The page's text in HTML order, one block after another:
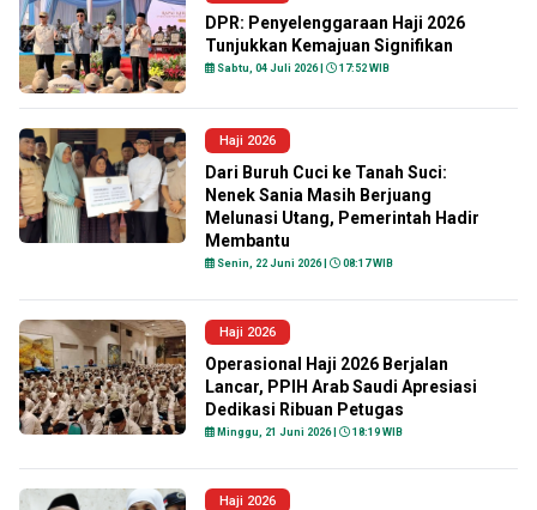
DPR: Penyelenggaraan Haji 2026
Tunjukkan Kemajuan Signifikan
Sabtu, 04 Juli 2026 | 17:52 WIB
Haji 2026
Dari Buruh Cuci ke Tanah Suci:
Nenek Sania Masih Berjuang
Melunasi Utang, Pemerintah Hadir
Membantu
Senin, 22 Juni 2026 | 08:17 WIB
Haji 2026
Operasional Haji 2026 Berjalan
Lancar, PPIH Arab Saudi Apresiasi
Dedikasi Ribuan Petugas
Minggu, 21 Juni 2026 | 18:19 WIB
Haji 2026